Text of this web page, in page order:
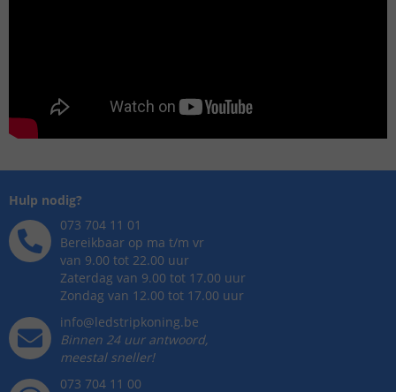
Hulp nodig?
073 704 11 01
Bereikbaar op ma t/m vr
van 9.00 tot 22.00 uur
Zaterdag van 9.00 tot 17.00 uur
Zondag van 12.00 tot 17.00 uur
info@ledstripkoning.be
Binnen 24 uur antwoord,
meestal sneller!
073 704 11 00